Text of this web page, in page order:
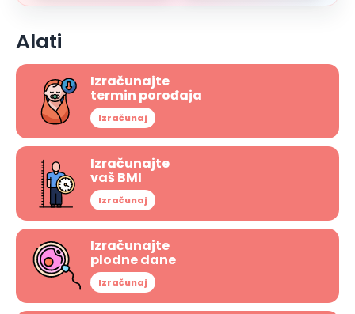
Alati
Izračunajte
termin porođaja
Izračunaj
Izračunajte
vaš BMI
Izračunaj
Izračunajte
plodne dane
Izračunaj